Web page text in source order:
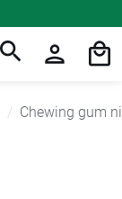
Chewing gum